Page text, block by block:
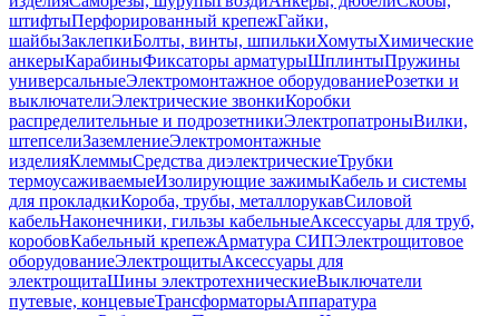
штифтыПерфорированный крепежГайки,
шайбыЗаклепкиБолты, винты, шпилькиХомутыХимические
анкерыКарабиныФиксаторы арматурыШплинтыПружины
универсальныеЭлектромонтажное оборудованиеРозетки и
выключателиЭлектрические звонкиКоробки
распределительные и подрозетникиЭлектропатроныВилки,
штепселиЗаземлениеЭлектромонтажные
изделияКлеммыСредства диэлектрическиеТрубки
термоусаживаемыеИзолирующие зажимыКабель и системы
для прокладкиКороба, трубы, металлорукавСиловой
кабельНаконечники, гильзы кабельныеАксессуары для труб,
коробовКабельный крепежАрматура СИПЭлектрощитовое
оборудованиеЭлектрощитыАксессуары для
электрощитаШины электротехническиеВыключатели
путевые, концевыеТрансформаторыАппаратура